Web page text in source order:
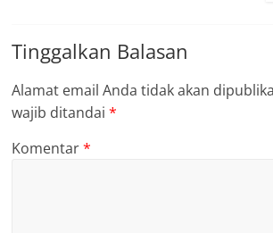
Tinggalkan Balasan
Alamat email Anda tidak akan
wajib ditandai*
Komentar*